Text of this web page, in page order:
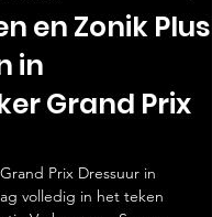
en Zonik Plus
in
Grand Prix
Prix Dressuur in
volledig in het teken